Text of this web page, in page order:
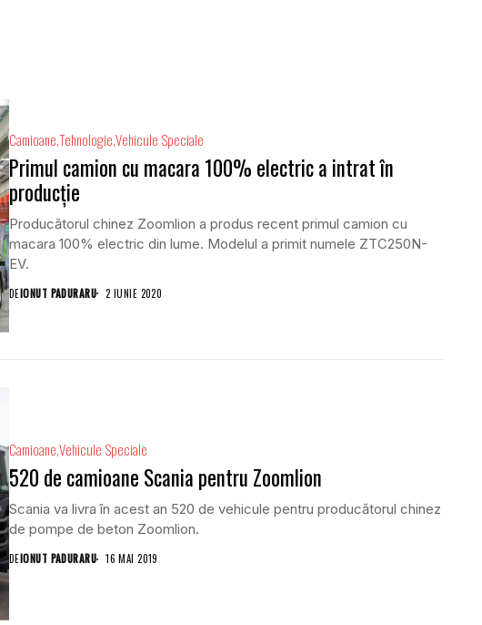
CamioaneTehnologieVehicule Speciale
Primul camion cu macara 100% electric a intrat în
producție
Producătorul chinez Zoomlion a produs recent primul camion cu
macara 100% electric din lume. Modelul a primit numele ZTC250N-
EV.
DEIONUT PADURARU 2 IUNIE 2020
CamioaneVehicule Speciale
520 de camioane Scania pentru Zoomlion
Scania va livra în acest an 520 de vehicule pentru producătorul chinez
de pompe de beton Zoomlion.
DEIONUT PADURARU 16 MAI 2019